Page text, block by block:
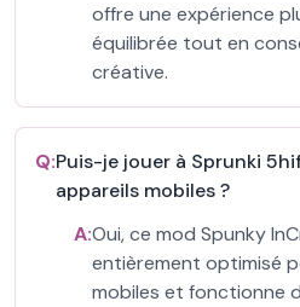
offre une expérience
équilibrée tout en
créative.
Q:Puis-je jouer à Sprunki
appareils mobiles ?
A:Oui, ce mod Spunky
entièrement optimisé
mobiles et fonctionne